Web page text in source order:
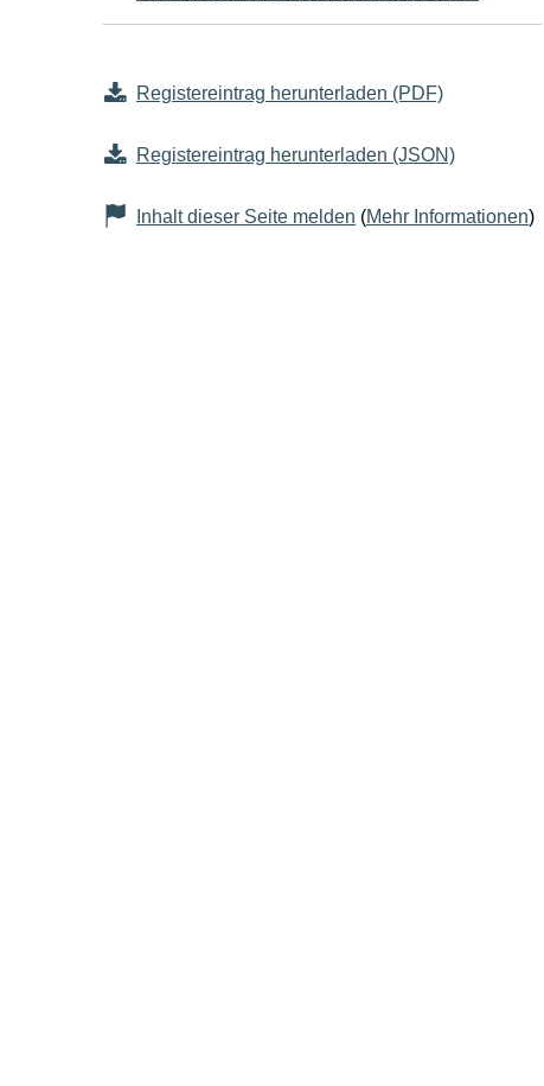
Registereintrag herunterladen (PDF)
Registereintrag herunterladen (JSON)
Inhalt dieser Seite melden (Mehr Informationen)